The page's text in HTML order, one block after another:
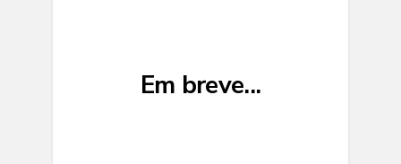
Em breve...